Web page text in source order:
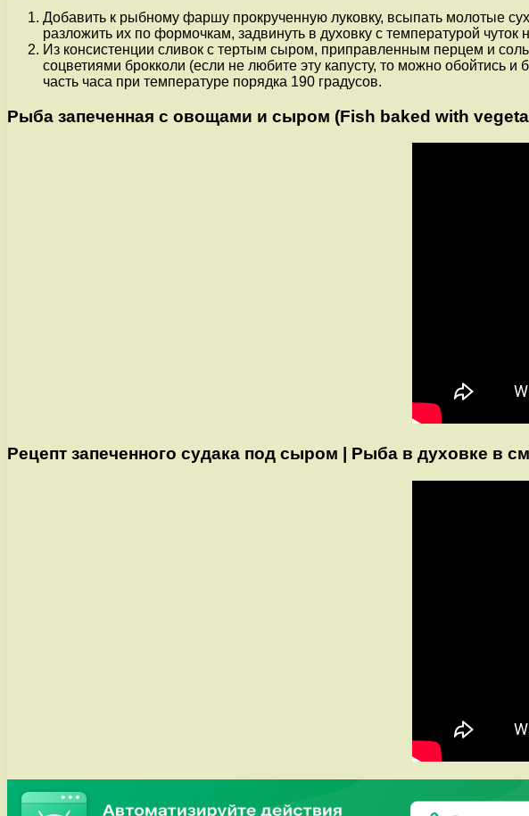
Добавить к рыбному фаршу прокрученную луковку, всыпать молотые
разложить их по формочкам, задвинуть в духовку с температурой
Из консистенции сливок с тертым сыром, приправленным перцем и
соцветиями брокколи (если не любите эту капусту, то можно обойтись
часть часа при температуре порядка 190 градусов.
Рыба запеченная с овощами и сыром (Fish baked with
Рецепт запеченного судака под сыром | Рыба в духовке в